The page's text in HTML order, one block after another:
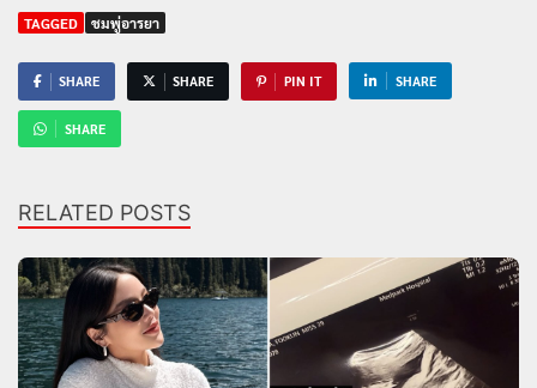
TAGGED ชมพู่อารยา
SHARE SHARE PIN IT SHARE
SHARE
RELATED POSTS